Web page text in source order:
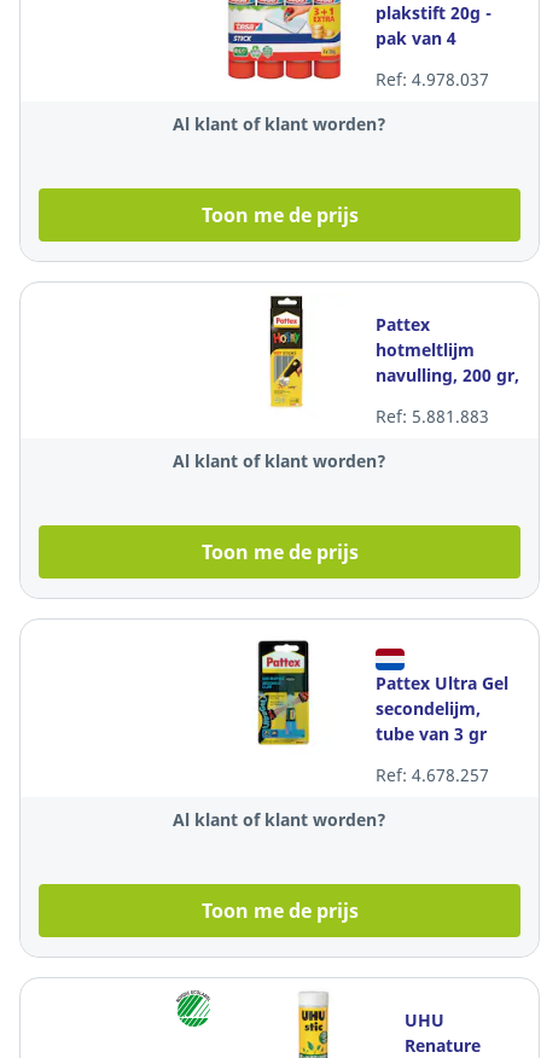
plakstift 20g -
pak van 4
gratis
Ref: 4.978.037
Al klant of klant worden?
Toon me de prijs
Pattex
hotmeltlijm
navulling, 200 gr,
lijmstaven
Ref: 5.881.883
Al klant of klant worden?
Toon me de prijs
Pattex Ultra Gel
secondelijm,
tube van 3 gr
Ref: 4.678.257
Al klant of klant worden?
Toon me de prijs
UHU
Renature